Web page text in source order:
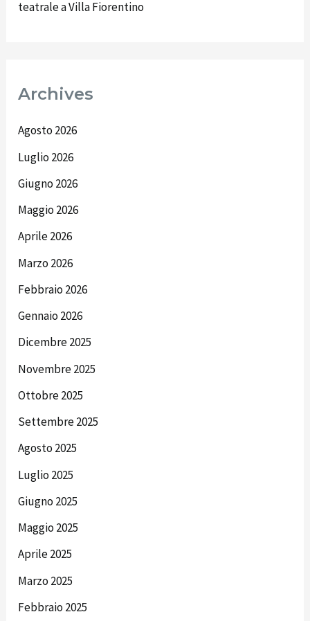
teatrale a Villa Fiorentino
Archives
Agosto 2026
Luglio 2026
Giugno 2026
Maggio 2026
Aprile 2026
Marzo 2026
Febbraio 2026
Gennaio 2026
Dicembre 2025
Novembre 2025
Ottobre 2025
Settembre 2025
Agosto 2025
Luglio 2025
Giugno 2025
Maggio 2025
Aprile 2025
Marzo 2025
Febbraio 2025